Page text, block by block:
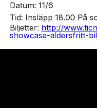
Datum: 11/6
Tid: Insläpp 18.00 På
Biljetter: http://
showcase-aldersfritt-